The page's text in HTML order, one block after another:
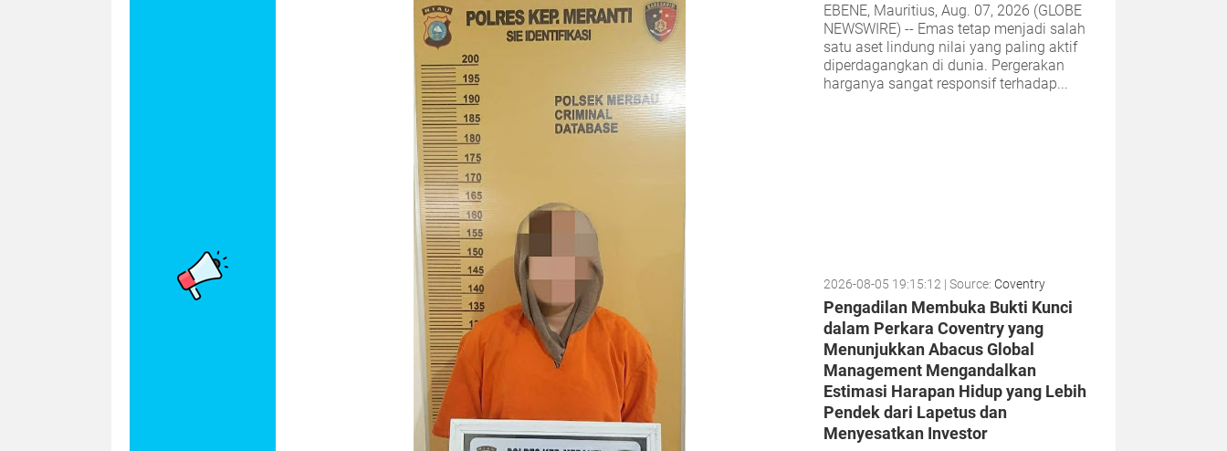
EBENE, Mauritius, Aug. 07, 2026 (GLOBE
NEWSWIRE) -- Emas tetap menjadi salah
satu aset lindung nilai yang paling aktif
diperdagangkan di dunia. Pergerakan
harganya sangat responsif terhadap...
2026-08-05 19:15:12 | Source: Coventry
Pengadilan Membuka Bukti Kunci
dalam Perkara Coventry yang
Menunjukkan Abacus Global
Management Mengandalkan
Estimasi Harapan Hidup yang Lebih
Pendek dari Lapetus dan
Menyesatkan Investor